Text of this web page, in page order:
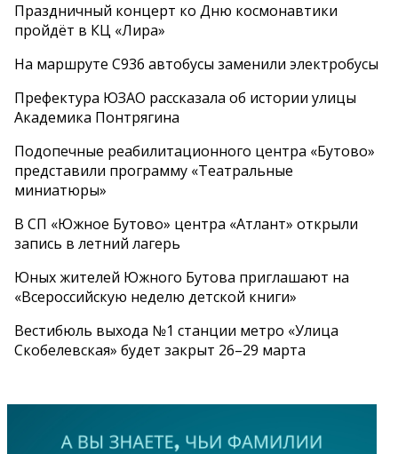
Праздничный концерт ко Дню космонавтики
пройдёт в КЦ «Лира»
На маршруте С936 автобусы заменили электробусы
Префектура ЮЗАО рассказала об истории улицы
Академика Понтрягина
Подопечные реабилитационного центра «Бутово»
представили программу «Театральные
миниатюры»
В СП «Южное Бутово» центра «Атлант» открыли
запись в летний лагерь
Юных жителей Южного Бутова приглашают на
«Всероссийскую неделю детской книги»
Вестибюль выхода №1 станции метро «Улица
Скобелевская» будет закрыт 26–29 марта